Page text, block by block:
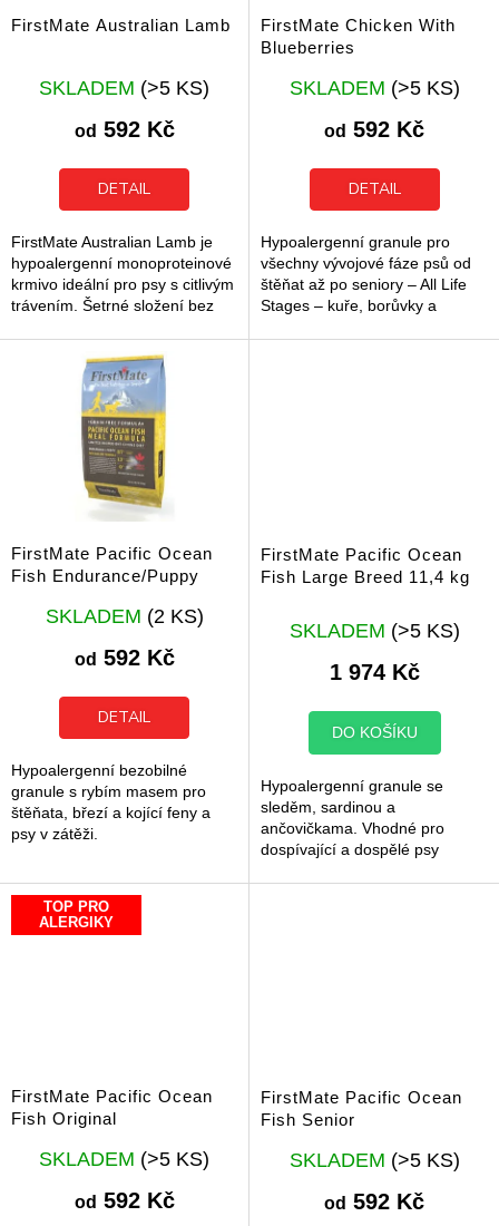
d
FirstMate Australian Lamb
Průměrné
hodnocení
produktu
je
z
SKLADEM (>5 KS)
od 592 Kč
DETAIL
FirstMate Australian Lamb je
hypoalergenní monoproteinové
krmivo ideální pro psy s citlivým
trávením. Šetrné složení bez
FirstMate Chicken With
Blueberries
Průměrné
hodnocení
produktu
je
z
SKLADEM (>5 KS)
od 592 Kč
DETAIL
Hypoalergenní granule pro
všechny vývojové fáze psů od
štěňat až po seniory – All Life
Stages – kuře, borůvky a
FirstMate Pacific Ocean
Fish Endurance/Puppy
Průměrné
hodnocení
produktu
je
z
SKLADEM (2 KS)
od 592 Kč
DETAIL
Hypoalergenní bezobilné
granule s rybím masem pro
štěňata, březí a kojící feny a
psy v zátěži.
FirstMate Pacific Ocean
Fish Large Breed 11,4 kg
SKLADEM (>5 KS)
1 974 Kč
DO KOŠÍKU
Hypoalergenní granule se
sleděm, sardinou a
ančovičkama. Vhodné pro
dospívající a dospělé psy
TOP PRO
ALERGIKY
FirstMate Pacific Ocean
Fish Original
Průměrné
hodnocení
produktu
je
SKLADEM (>5 KS)
od 592 Kč
FirstMate Pacific Ocean
Fish Senior
Průměrné
hodnocení
produktu
je
SKLADEM (>5 KS)
od 592 Kč